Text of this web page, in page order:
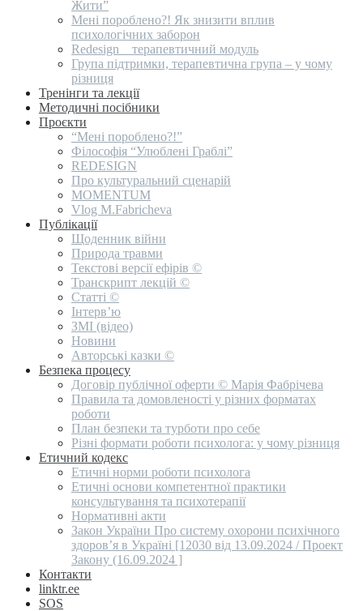
Жити”
Мені пороблено?! Як знизити вплив
психологічних заборон
Redesign _ терапевтичний модуль
Група підтримки, терапевтична група – у чому
різниця
Тренінги та лекції
Методичні посібники
Проєкти
“Мені пороблено?!”
Філософія “Улюблені Граблі”
REDESIGN
Про культуральний сценарій
MOMENTUM
Vlog M.Fabricheva
Публікації
Щоденник війни
Природа травми
Текстові версії ефірів ©
Транскрипт лекцій ©
Статті ©
Інтерв’ю
ЗМІ (відео)
Новини
Авторські казки ©
Безпека процесу
Договір публічної оферти © Марія Фабрічева
Правила та домовленості у різних форматах
роботи
План безпеки та турботи про себе
Різні формати роботи психолога: у чому різниця
Етичний кодекс
Етичні норми роботи психолога
Етичні основи компетентної практики
консультування та психотерапії
Нормативні акти
Закон України Про систему охорони психічного
здоров’я в Україні [12030 від 13.09.2024 / Проект
Закону (16.09.2024 ]
Контакти
linktr.ee
SOS